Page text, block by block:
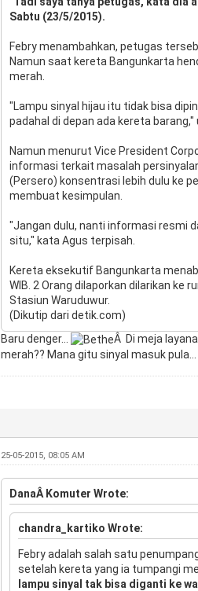
Sabtu (23/5/2015).
Febry menambahkan, petugas
Namun saat kereta Bangunkarta
merah.
"Lampu sinyal hijau itu tidak bisa
padahal di depan ada kereta
Namun menurut Vice President
informasi terkait masalah
(Persero) konsentrasi lebih dulu ke
membuat kesimpulan.
"Jangan dulu, nanti informasi resmi
situ," kata Agus terpisah.
Kereta eksekutif Bangunkarta
WIB. 2 Orang dilaporkan dilarikan ke
Stasiun Waruduwur.
(Dikutip dari detik.com)
Baru denger...
Â Di meja
merah?? Mana gitu sinyal masuk pula...
25-05-2015, 08:05 AM
DanaÂ Komuter Wrote:
chandra_kartiko Wrote:
Febry adalah salah satu
setelah kereta yang ia tumpangi
lampu sinyal tak bisa diganti ke